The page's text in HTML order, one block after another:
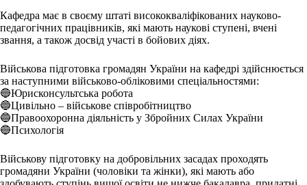
Кафедра має в своєму штаті висококваліфікованих науково-
педагогічних працівників, які мають наукові ступені, вчені
звання, а також досвід участі в бойових діях.
Військова підготовка громадян України на кафедрі здійснюється
за наступними військово-обліковими спеціальностями:
🔵Юрисконсультська робота
🔵Цивільно – військове співробітництво
🔵Правоохоронна діяльність у Збройних Силах України
🔵Психологія
Військову підготовку на добровільних засадах проходять
громадяни України (чоловіки та жінки), які мають або